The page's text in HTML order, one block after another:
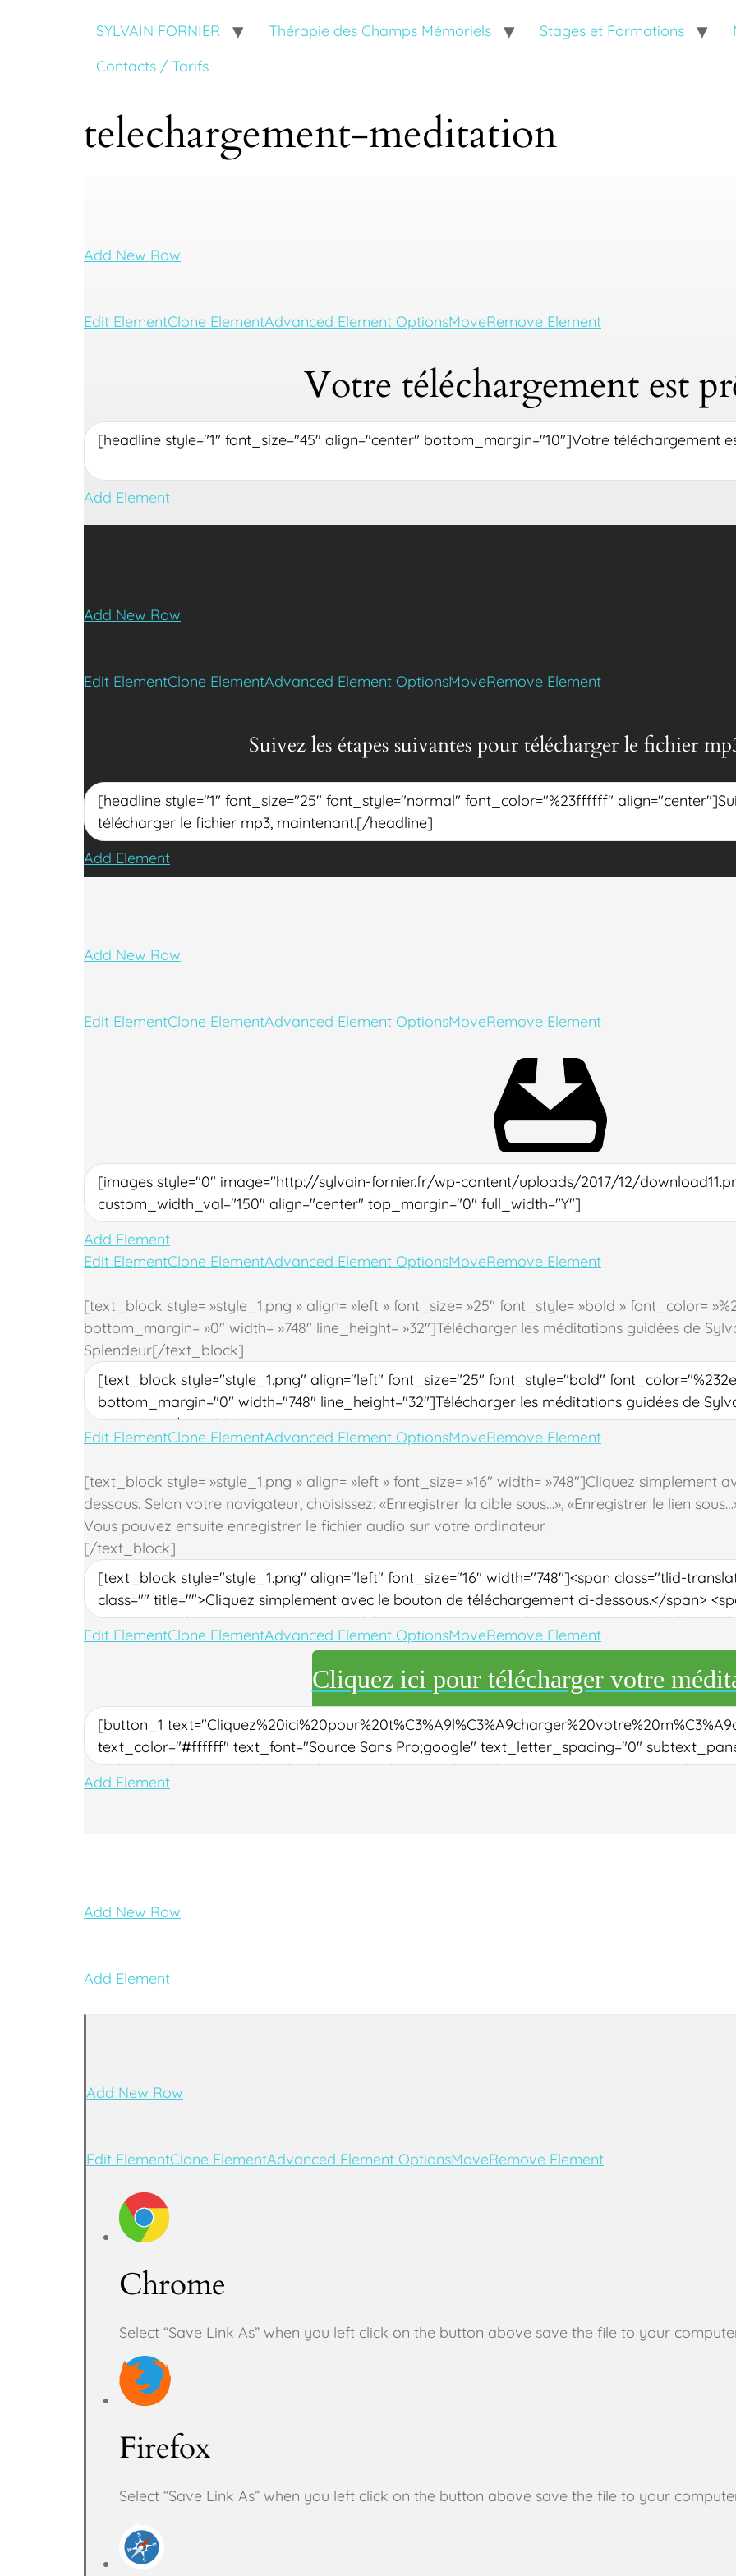
SYLVAIN FORNIER Thérapie des Champs Mémoriels Stages et Formations
Contacts / Tarifs
telechargement-meditation
Add New Row
Edit ElementClone ElementAdvanced Element OptionsMoveRemove Element
Votre téléchargement est
Add Element
Add New Row
Edit ElementClone ElementAdvanced Element OptionsMoveRemove Element
Suivez les étapes suivantes pour télécharger le fichier
Add Element
Add New Row
Edit ElementClone ElementAdvanced Element OptionsMoveRemove Element
Add Element
Edit ElementClone ElementAdvanced Element OptionsMoveRemove Element
[text_block style= »style_1.png » align= »left » font_size= »25″ font_style= »bold » font_color=
bottom_margin= »0″ width= »748″ line_height= »32″]Télécharger les méditations guidées de
Splendeur[/text_block]
Edit ElementClone ElementAdvanced Element OptionsMoveRemove Element
[text_block style= »style_1.png » align= »left » font_size= »16″ width= »748″]Cliquez simplement
dessous. Selon votre navigateur, choisissez: «Enregistrer la cible sous…», «Enregistrer le lien
Vous pouvez ensuite enregistrer le fichier audio sur votre ordinateur.
[/text_block]
Edit ElementClone ElementAdvanced Element OptionsMoveRemove Element
Cliquez ici pour télécharger votre
Add Element
Add New Row
Add Element
Add New Row
Edit ElementClone ElementAdvanced Element OptionsMoveRemove Element
Chrome
Select “Save Link As” when you left click on the button above save the file to your
Firefox
Select “Save Link As” when you left click on the button above save the file to your